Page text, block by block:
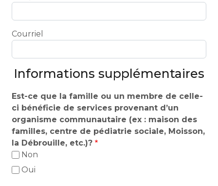
Courriel
Informations supplémentaires
Est-ce que la famille ou un membre de celle-
ci bénéficie de services provenant d’un
organisme communautaire (ex : maison des
familles, centre de pédiatrie sociale, Moisson,
la Débrouille, etc.)?
Non
Oui